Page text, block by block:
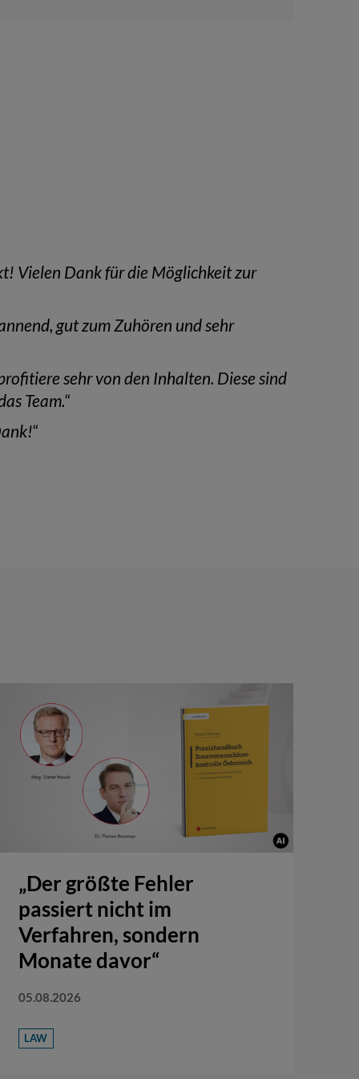
Vielen Dank für die Möglichkeit zur
gut zum Zuhören und sehr
sehr von den Inhalten. Diese sind
Team.“
“
„Der größte Fehler
passiert nicht im
Verfahren, sondern
Monate davor“
05.08.2026
LAW